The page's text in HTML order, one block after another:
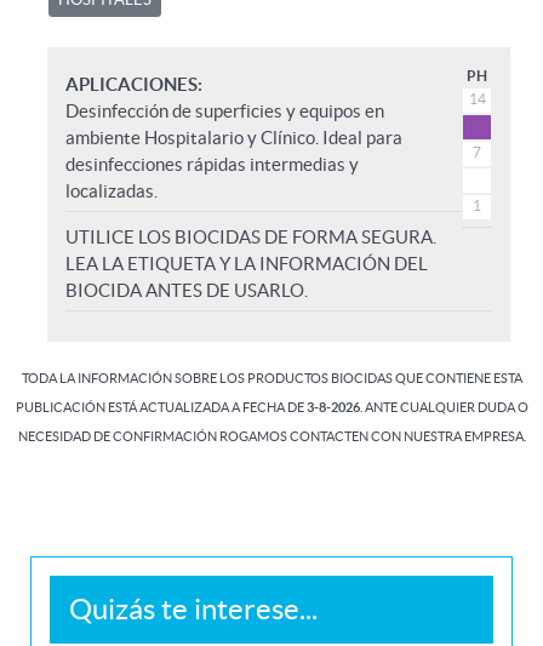
PH
14
7
1
APLICACIONES:
Desinfección de superficies y equipos en
ambiente Hospitalario y Clínico. Ideal para
desinfecciones rápidas intermedias y
localizadas.
UTILICE LOS BIOCIDAS DE FORMA SEGURA.
LEA LA ETIQUETA Y LA INFORMACIÓN DEL
BIOCIDA ANTES DE USARLO.
TODA LA INFORMACIÓN SOBRE LOS PRODUCTOS BIOCIDAS QUE CONTIENE ESTA
PUBLICACIÓN ESTÁ ACTUALIZADA A FECHA DE3-8-2026. ANTE CUALQUIER DUDA O
NECESIDAD DE CONFIRMACIÓN ROGAMOS CONTACTEN CON NUESTRA EMPRESA.
Quizás te interese...